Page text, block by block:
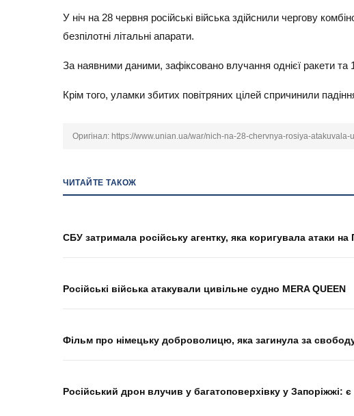
У ніч на 28 червня російські війська здійснили чергову
безпілотні літальні апарати.
За наявними даними, зафіксовано влучання однієї ракети
Крім того, уламки збитих повітряних цілей спричинили
Оригінал: https://www.unian.ua/war/nich-na-28-chervnya-rosiya-
ЧИТАЙТЕ ТАКОЖ
СБУ затримала російську агентку, яка коригувала атаки
Російські війська атакували цивільне судно MERA QUEEN
Фільм про німецьку доброволицю, яка загинула за
Російський дрон влучив у багатоповерхівку у Запоріжжі: є